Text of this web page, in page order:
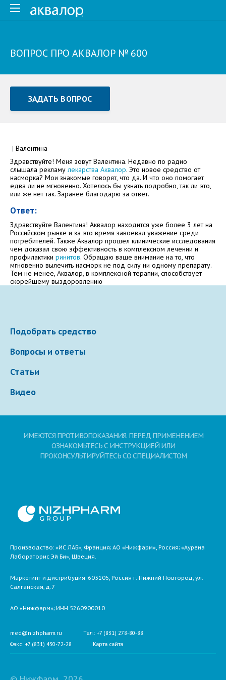
ВОПРОС ПРО АКВАЛОР № 600
ЗАДАТЬ ВОПРОС
Как Вас зовут
Электронная почта
Ваше сообщение
соглашение
| Валентина
Здравствуйте! Меня зовут Валентина. Недавно по радио
слышала рекламу лекарства Аквалор. Это новое средство от
насморка? Мои знакомые говорят, что да. И что оно помогает
едва ли не мгновенно. Хотелось бы узнать подробно, так ли это,
или же нет так. Заранее благодарю за ответ.
Ответ:
Здравствуйте Валентина! Аквалор находится уже более 3 лет на
Российском рынке и за это время завоевал уважение среди
потребителей. Также Аквалор прошел клинические исследования
чем доказал свою эффективность в комплексном лечении и
профилактики ринитов. Обращаю ваше внимание на то, что
мгновенно вылечить насморк не под силу ни одному препарату.
Тем не менее, Аквалор, в комплексной терапии, способствует
скорейшему выздоровлению
Подобрать средство
Вопросы и ответы
Статьи
Видео
ИМЕЮТСЯ ПРОТИВОПОКАЗАНИЯ. ПЕРЕД ПРИМЕНЕНИЕМ
ОЗНАКОМЬТЕСЬ С ИНСТРУКЦИЕЙ ИЛИ
ПРОКОНСУЛЬТИРУЙТЕСЬ СО СПЕЦИАЛИСТОМ
Производство: «ИС ЛАБ», Франция; АО «Нижфарм», Россия; «Аурена
Лабораторис Эй Би», Швеция.
Маркетинг и дистрибуция: 603105, Россия г. Нижний Новгород, ул.
Салганская, д.7
АО «Нижфарм»; ИНН 5260900010
med@nizhpharm.ru
Тел.: +7 (831) 278-80-88
Факс: +7 (831) 430-72-28
Карта сайта